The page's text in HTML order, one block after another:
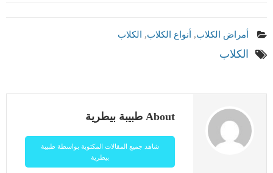
أمراض الكلاب, أنواع الكلاب, الكلاب
الكلاب
About طبيبة بيطرية
شاهد جميع المقالات المكتوبة بواسطة طبيبة
بيطرية